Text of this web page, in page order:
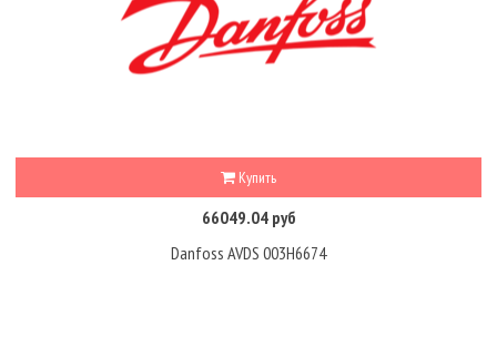
Купить
66049.04 руб
Danfoss AVDS 003H6674